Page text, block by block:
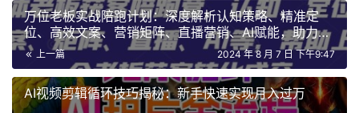
万位老板实战陪跑计划：深度解析认知策略、精准定
位、高效文案、营销矩阵、直播营销、AI赋能，助力老
板高效获客转化成交
上一篇 2024 年 8 月 7 日 下午9:47
AI视频剪辑循环技巧揭秘：新手快速实现月入过万